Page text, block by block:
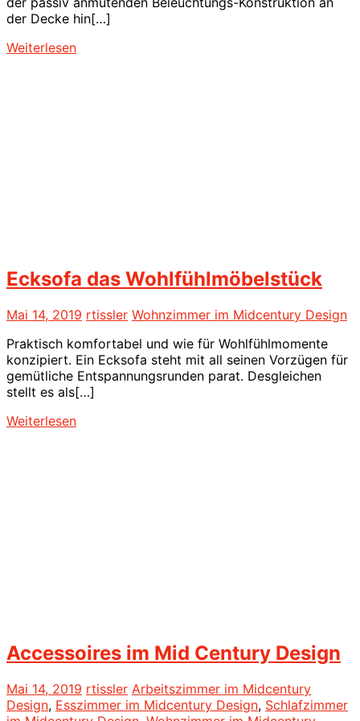
der Decke hin[…]
Weiterlesen
Ecksofa das Wohlfühlmöbelstück
Mai 14, 2019 rtissler Wohnzimmer im Midcentury Design
Praktisch komfortabel und wie für Wohlfühlmomente
konzipiert. Ein Ecksofa steht mit all seinen Vorzügen für
gemütliche Entspannungsrunden parat. Desgleichen
stellt es als[…]
Weiterlesen
Accessoires im Mid Century Design
Mai 14, 2019 rtissler Arbeitszimmer im Midcentury
Design, Esszimmer im Midcentury Design, Schlafzimmer